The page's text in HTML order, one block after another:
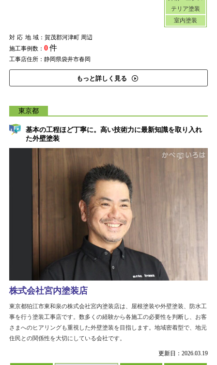
テリア塗装
室内塗装
対応地域：賀茂郡河津町 周辺
施工事例数： 0件
工事店住所：静岡県袋井市春岡
もっと詳しく見る
東京都
基本の工程ほど丁寧に。高い技術力に最新知識を取り入れ
た外壁塗装
更新日：2026.03.19
株式会社宮内塗装店
東京都狛江市東和泉の株式会社宮内塗装店は、屋根塗装や外壁塗装、防水工
事を行う塗装工事店です。数多くの経験から各施工の必要性を判断し、お客
さまへのヒアリングも重視した外壁塗装を目指します。地域密着型で、地元
住民との関係性を大切にしている会社です。